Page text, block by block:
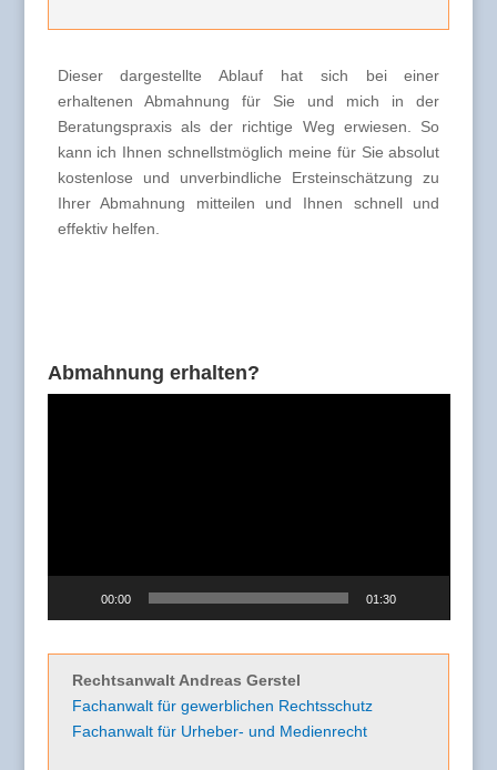
Dieser dargestellte Ablauf hat sich bei einer
erhaltenen Abmahnung für Sie und mich in der
Beratungspraxis als der richtige Weg erwiesen. So
kann ich Ihnen schnellstmöglich meine für Sie absolut
kostenlose und unverbindliche Ersteinschätzung zu
Ihrer Abmahnung mitteilen und Ihnen schnell und
effektiv helfen.
Abmahnung erhalten?
00:00 01:30
Rechtsanwalt Andreas Gerstel
Fachanwalt für gewerblichen Rechtsschutz
Fachanwalt für Urheber- und Medienrecht